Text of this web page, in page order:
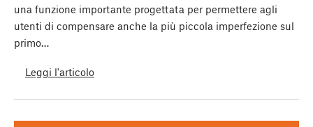
una funzione importante progettata per permettere agli
utenti di compensare anche la più piccola imperfezione sul
primo…
Leggi l'articolo